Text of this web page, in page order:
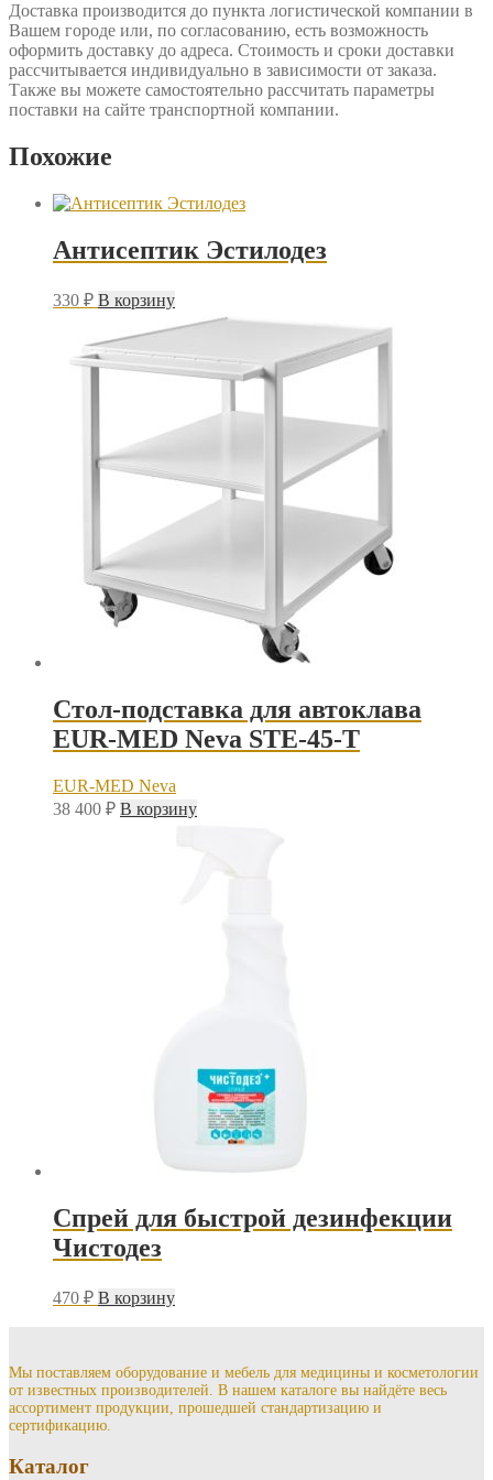
Доставка производится до пункта логистической компании в
Вашем городе или, по согласованию, есть возможность
оформить доставку до адреса. Стоимость и сроки доставки
рассчитывается индивидуально в зависимости от заказа.
Также вы можете самостоятельно рассчитать параметры
поставки на сайте транспортной компании.
Похожие
Антисептик Эстилодез
330 ₽ В корзину
Стол-подставка для автоклава
EUR-MED Neva STE-45-T
EUR-MED Neva
38 400 ₽ В корзину
Спрей для быстрой дезинфекции
Чистодез
470 ₽ В корзину
Мы поставляем оборудование и мебель для медицины и косметологии
от известных производителей. В нашем каталоге вы найдёте весь
ассортимент продукции, прошедшей стандартизацию и
сертификацию.
Каталог